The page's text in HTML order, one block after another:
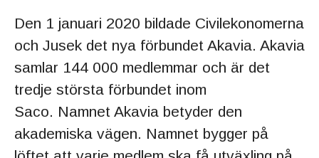
Den 1 januari 2020 bildade Civilekonomerna
och Jusek det nya förbundet Akavia. Akavia
samlar 144 000 medlemmar och är det
tredje största förbundet inom
Saco. Namnet Akavia betyder den
akademiska vägen. Namnet bygger på